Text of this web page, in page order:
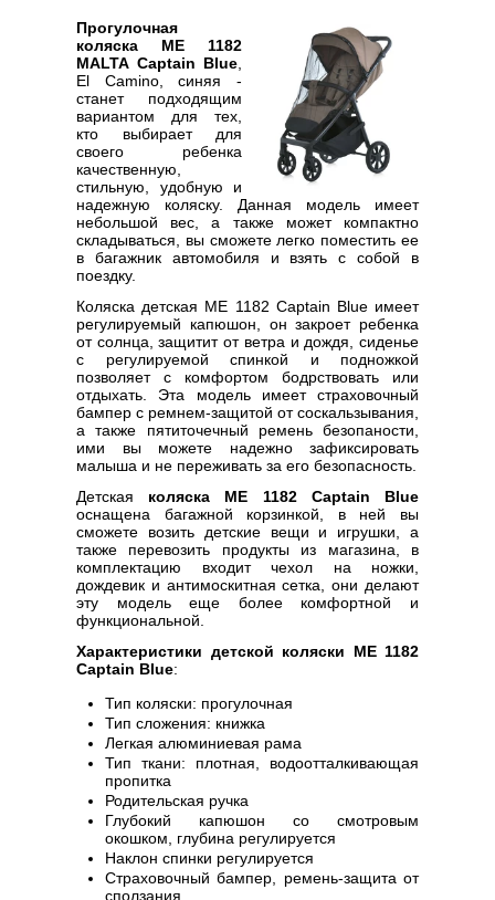
Прогулочная
коляска ME 1182
MALTA Captain Blue
El Camino, синяя -
станет подходящим
вариантом для тех,
кто выбирает для
своего ребенка
качественную,
стильную, удобную и
надежную коляску. Данная модель имеет
небольшой вес, а также может компактно
складываться, вы сможете легко поместить ее
в багажник автомобиля и взять с собой в
поездку.
Коляска детская ME 1182 Captain Blue имеет
регулируемый капюшон, он закроет ребенка
от солнца, защитит от ветра и дождя, сиденье
с регулируемой спинкой и подножкой
позволяет с комфортом бодрствовать или
отдыхать. Эта модель имеет страховочный
бампер с ремнем-защитой от соскальзывания,
а также пятиточечный ремень безопаности,
ими вы можете надежно зафиксировать
малыша и не переживать за его безопасность.
Детская коляска ME 1182 Captain Blue
оснащена багажной корзинкой, в ней вы
сможете возить детские вещи и игрушки, а
также перевозить продукты из магазина, в
комплектацию входит чехол на ножки,
дождевик и антимоскитная сетка, они делают
эту модель еще более комфортной и
функциональной.
Характеристики детской коляски ME 1182
Captain Blue:
Тип коляски: прогулочная
Тип сложения: книжка
Легкая алюминиевая рама
Тип ткани: плотная, водоотталкивающая
пропитка
Родительская ручка
Глубокий капюшон со смотровым
окошком, глубина регулируется
Наклон спинки регулируется
Страховочный бампер, ремень-защита от
сползания